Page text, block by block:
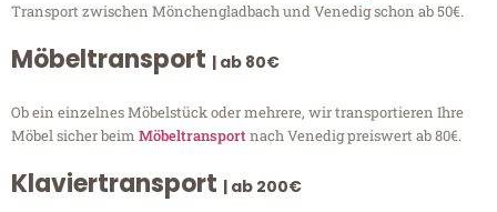
Transport zwischen Mönchengladbach und Venedig schon ab 50€.
Möbeltransport | ab 80€
Ob ein einzelnes Möbelstück oder mehrere, wir transportieren Ihre
Möbel sicher beim Möbeltransportnach Venedig preiswert ab 80€.
Klaviertransport | ab 200€